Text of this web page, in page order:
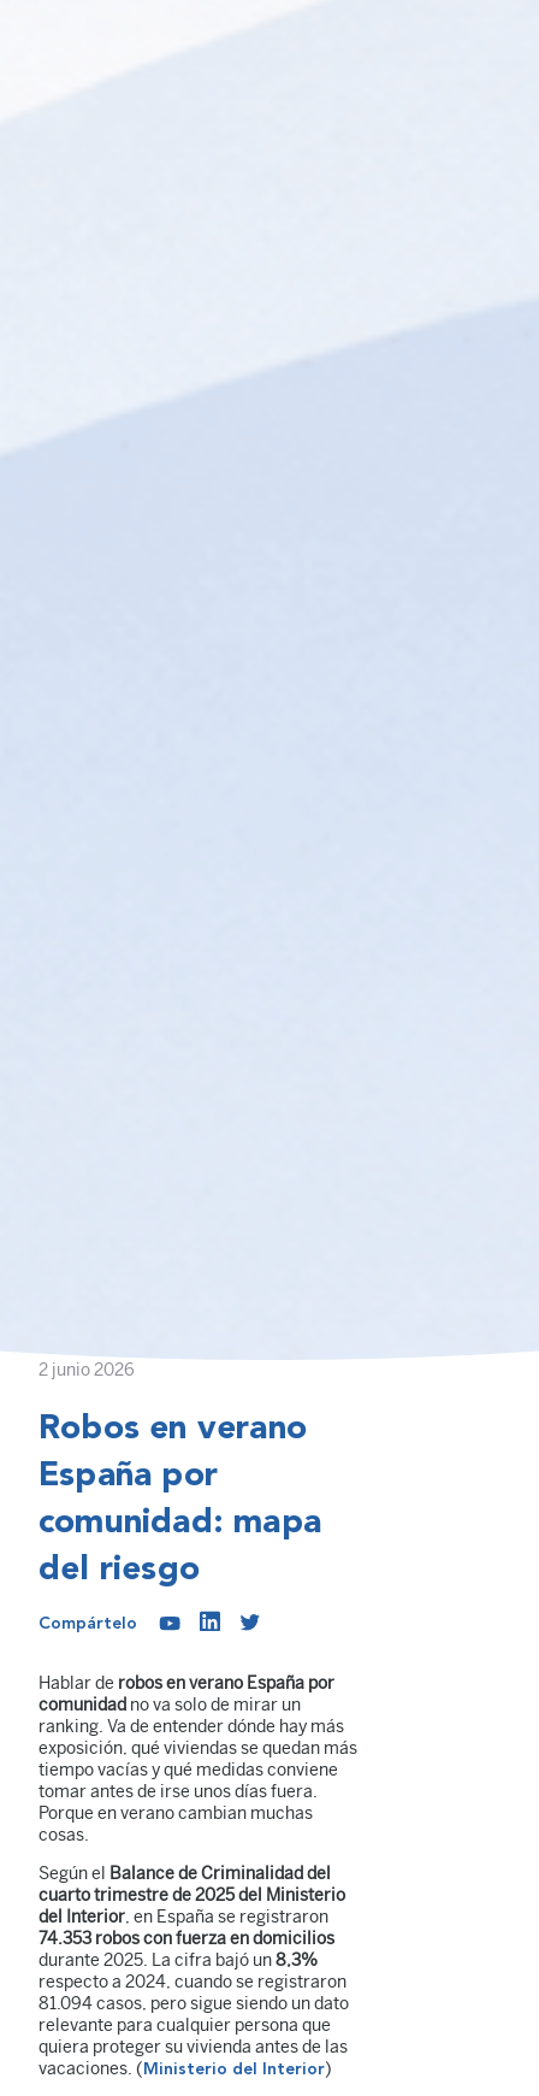
2 junio 2026
Robos en verano
España por
comunidad: mapa
del riesgo
Compártelo
Hablar de robos en verano España por
comunidad no va solo de mirar un
ranking. Va de entender dónde hay más
exposición, qué viviendas se quedan más
tiempo vacías y qué medidas conviene
tomar antes de irse unos días fuera.
Porque en verano cambian muchas
cosas.
Según el
Balance de Criminalidad del
cuarto trimestre de 2025 del Ministerio
del Interior, en España se registraron
74.353 robos con fuerza en domicilios
durante 2025. La cifra bajó un8,3%
respecto a 2024, cuando se registraron
81.094 casos, pero sigue siendo un dato
relevante para cualquier persona que
quiera proteger su vivienda antes de las
vacaciones. ( Ministerio del Interior)